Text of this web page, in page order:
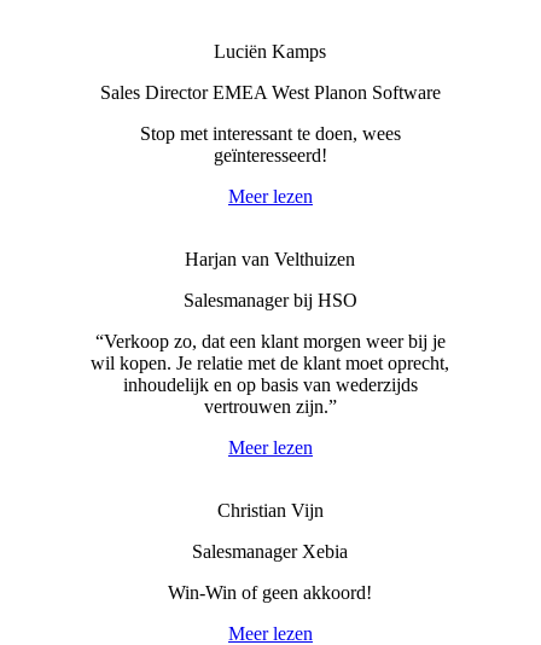
Luciën Kamps
Sales Director EMEA West Planon Software
Stop met interessant te doen, wees
geïnteresseerd!
Meer lezen
Harjan van Velthuizen
Salesmanager bij HSO
“Verkoop zo, dat een klant morgen weer bij je
wil kopen. Je relatie met de klant moet oprecht,
inhoudelijk en op basis van wederzijds
vertrouwen zijn.”
Meer lezen
Christian Vijn
Salesmanager Xebia
Win-Win of geen akkoord!
Meer lezen